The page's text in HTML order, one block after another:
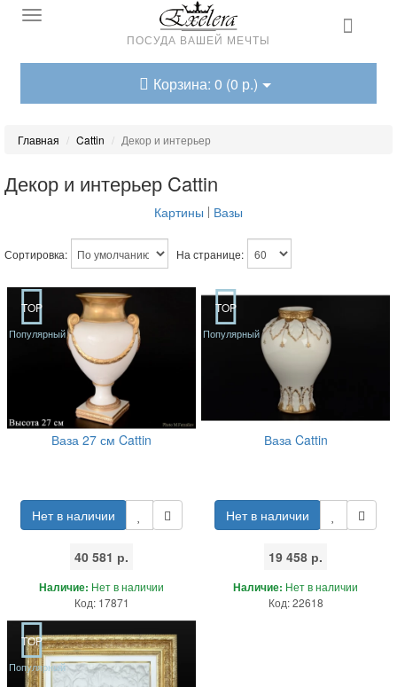
ПОСУДА ВАШЕЙ МЕЧТЫ
Корзина: 0 (0 р.)
Главная Cattin Декор и интерьер
Декор и интерьер Cattin
Картины Вазы
Сортировка: На странице:
TOP
Популярный
Ваза 27 см Cattin
Нет в наличии
40 581 р.
Наличие: Нет в наличии
Код: 17871
TOP
Популярный
Ваза Cattin
Нет в наличии
19 458 р.
Наличие: Нет в наличии
Код: 22618
TOP
Популярный